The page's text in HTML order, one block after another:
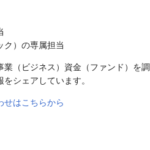
ク）の専属担当
（ビジネス）資金（ファンド）を調
シェアしています。
せはこちらから